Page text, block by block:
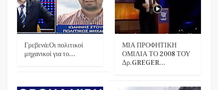
Γρεβενά:Οι πολιτικοί
μηχανικοί για το…
ΜΙΑ ΠΡΟΦΗΤΙΚΗ
ΟΜΙΛΙΑ ΤΟ 2008 ΤΟΥ
Δρ.GREGER…